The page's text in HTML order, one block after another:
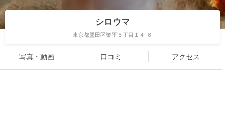
シロウマ
東京都墨田区業平５丁目１４-６
写真・動画 口コミ アクセス